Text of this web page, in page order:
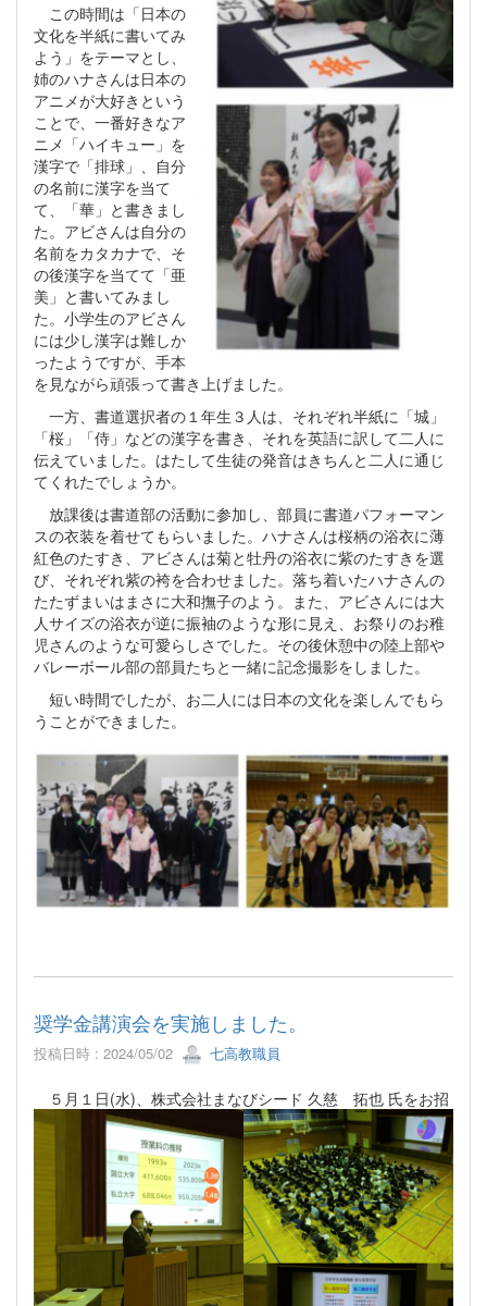
この時間は「日本の
文化を半紙に書いてみ
よう」をテーマとし、
姉のハナさんは日本の
アニメが大好きという
ことで、一番好きなア
ニメ「ハイキュー」を
漢字で「排球」、自分
の名前に漢字を当て
て、「華」と書きまし
た。アビさんは自分の
名前をカタカナで、そ
の後漢字を当てて「亜
美」と書いてみまし
た。小学生のアビさん
には少し漢字は難しか
ったようですが、手本
を見ながら頑張って書き上げました。
一方、書道選択者の１年生３人は、それぞれ半紙に「城」
「桜」「侍」などの漢字を書き、それを英語に訳して二人に
伝えていました。はたして生徒の発音はきちんと二人に通じ
てくれたでしょうか。
放課後は書道部の活動に参加し、部員に書道パフォーマン
スの衣装を着せてもらいました。ハナさんは桜柄の浴衣に薄
紅色のたすき、アビさんは菊と牡丹の浴衣に紫のたすきを選
び、それぞれ紫の袴を合わせました。落ち着いたハナさんの
たたずまいはまさに大和撫子のよう。また、アビさんには大
人サイズの浴衣が逆に振袖のような形に見え、お祭りのお稚
児さんのような可愛らしさでした。その後休憩中の陸上部や
バレーボール部の部員たちと一緒に記念撮影をしました。
短い時間でしたが、お二人には日本の文化を楽しんでもら
うことができました。
奨学金講演会を実施しました。
投稿日時 : 2024/05/02 七高教職員
５月１日(水)、株式会社まなびシード 久慈 拓也 氏をお招